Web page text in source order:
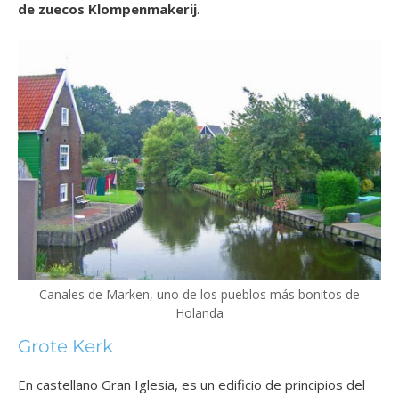
de zuecos Klompenmakerij.
Canales de Marken, uno de los pueblos más bonitos de
Holanda
Grote Kerk
En castellano Gran Iglesia, es un edificio de principios del